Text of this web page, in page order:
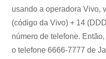
usando a operadora Vivo,
(código da Vivo) + 14
número de telefone.
o telefone 6666-7777 de